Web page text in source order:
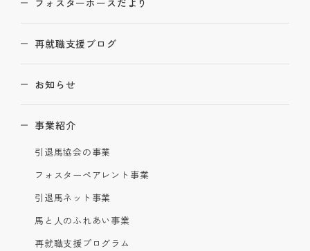
フォスターホースだより
再就職支援ブログ
お知らせ
事業紹介
引退馬協会の事業
フォスターペアレント事業
引退馬ネット事業
馬と人のふれあい事業
再就職支援プログラム